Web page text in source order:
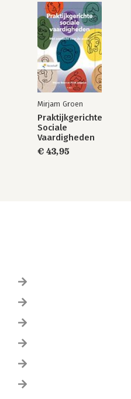
Mirjam Groen
Praktijkgerichte
Sociale
Vaardigheden
€ 43,95